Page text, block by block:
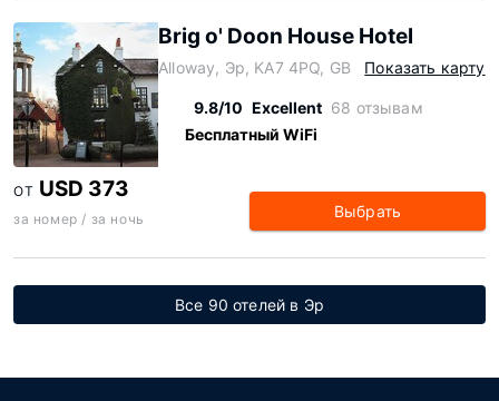
Brig o' Doon House Hotel
Alloway, Эр, KA7 4PQ, GB Показать карту
9.8/10 Excellent 68 отзывам
Бесплатный WiFi
ОТ USD 373
за номер / за ночь Выбрать
Все 90 отелей в Эр